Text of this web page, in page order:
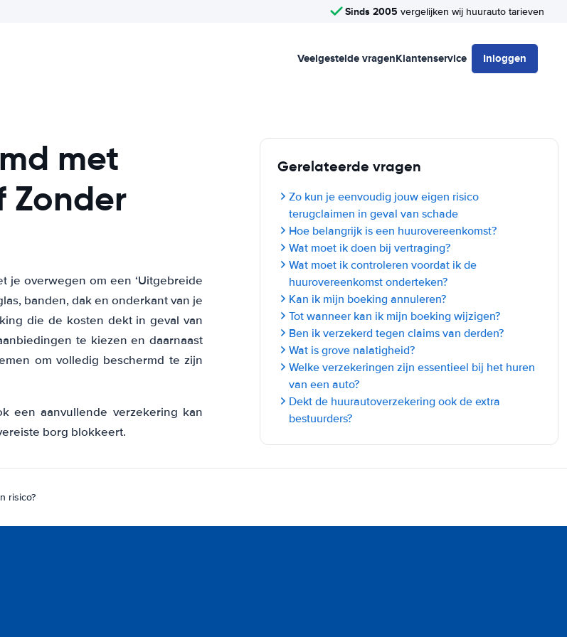
Sinds 2005 vergelijken wij huurauto tarieven
Veelgestelde vragenKlantenservice Inloggen
met
Zonder
je overwegen om een ‘Uitgebreide
banden, dak en onderkant van je
die de kosten dekt in geval van
te kiezen en daarnaast
om volledig beschermd te zijn
een aanvullende verzekering kan
borg blokkeert.
Gerelateerde vragen
Zo kun je eenvoudig jouw eigen risico
terugclaimen in geval van schade
Hoe belangrijk is een huurovereenkomst?
Wat moet ik doen bij vertraging?
Wat moet ik controleren voordat ik de
huurovereenkomst onderteken?
Kan ik mijn boeking annuleren?
Tot wanneer kan ik mijn boeking wijzigen?
Ben ik verzekerd tegen claims van derden?
Wat is grove nalatigheid?
Welke verzekeringen zijn essentieel bij het huren
van een auto?
Dekt de huurautoverzekering ook de extra
bestuurders?
risico?